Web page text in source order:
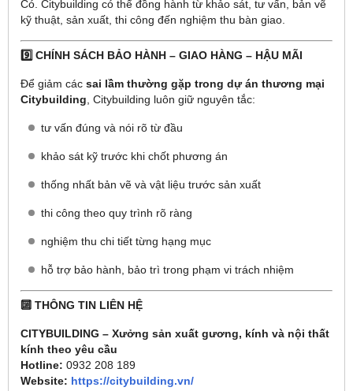
Có. Citybuilding có thể đồng hành từ khảo sát, tư vấn, bản vẽ
kỹ thuật, sản xuất, thi công đến nghiệm thu bàn giao.
9️⃣ CHÍNH SÁCH BẢO HÀNH – GIAO HÀNG – HẬU MÃI
Để giảm các sai lầm thường gặp trong dự án thương mại
Citybuilding , Citybuilding luôn giữ nguyên tắc:
tư vấn đúng và nói rõ từ đầu
khảo sát kỹ trước khi chốt phương án
thống nhất bản vẽ và vật liệu trước sản xuất
thi công theo quy trình rõ ràng
nghiệm thu chi tiết từng hạng mục
hỗ trợ bảo hành, bảo trì trong phạm vi trách nhiệm
🔟 THÔNG TIN LIÊN HỆ
CITYBUILDING – Xưởng sản xuất gương, kính và nội thất
kính theo yêu cầu
Hotline: 0932 208 189
Website: https://citybuilding.vn/